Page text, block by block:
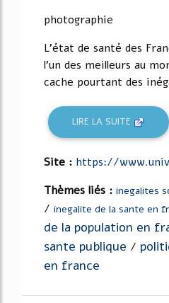
photographie
L'état de santé des
l'un des meilleurs au
cache pourtant des
LIRE LA SUITE
Site : https://
Thèmes liés : inegalites
/ inegalite de la sante en
de la population en
sante publique /
en france